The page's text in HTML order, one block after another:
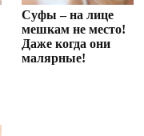
Суфы – на лице
мешкам не место!
Даже когда они
малярные!